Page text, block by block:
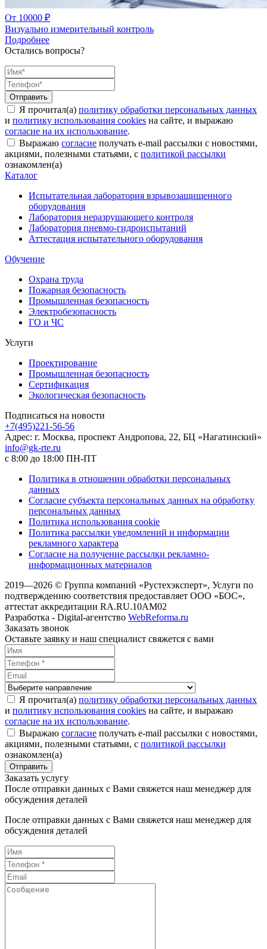
От 10000 ₽
Визуально измерительный контроль
Подробнее
Остались вопросы?
Я прочитал(а) политику обработки персональных данных
и политику использования cookies на сайте, и выражаю
согласие на их использование.
Выражаю согласие получать e-mail рассылки с новостями,
акциями, полезными статьями, с политикой рассылки
ознакомлен(а)
Каталог
Испытательная лаборатория взрывозащищенного
оборудования
Лаборатория неразрушающего контроля
Лаборатория пневмо-гидроиспытаний
Аттестация испытательного оборудования
Обучение
Охрана труда
Пожарная безопасность
Промышленная безопасность
Электробезопасность
ГО и ЧС
Услуги
Проектирование
Промышленная безопасность
Сертификация
Экологическая безопасность
Подписаться на новости
+7(495)221-56-56
Адрес: г. Москва, проспект Андропова, 22, БЦ «Нагатинский»
info@gk-rte.ru
с 8:00 до 18:00 ПН-ПТ
Политика в отношении обработки персональных
данных
Согласие субъекта персональных данных на обработку
персональных данных
Политика использования cookie
Политика рассылки уведомлений и информации
рекламного характера
Согласие на получение рассылки рекламно-
информационных материалов
2019—2026 © Группа компаний «Рустехэксперт», Услуги по
подтверждению соответствия предоставляет ООО «БОС»,
аттестат аккредитации RA.RU.10AM02
Разработка - Digital-агентство WebReforma.ru
Заказать звонок
Оставьте заявку и наш специалист свяжется с вами
Я прочитал(а) политику обработки персональных данных
и политику использования cookies на сайте, и выражаю
согласие на их использование.
Выражаю согласие получать e-mail рассылки с новостями,
акциями, полезными статьями, с политикой рассылки
ознакомлен(а)
Отправить
Заказать услугу
После отправки данных с Вами свяжется наш менеджер для
обсуждения деталей
После отправки данных с Вами свяжется наш менеджер для
обсуждения деталей